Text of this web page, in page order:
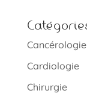
Cancérologie
Cardiologie
Chirurgie